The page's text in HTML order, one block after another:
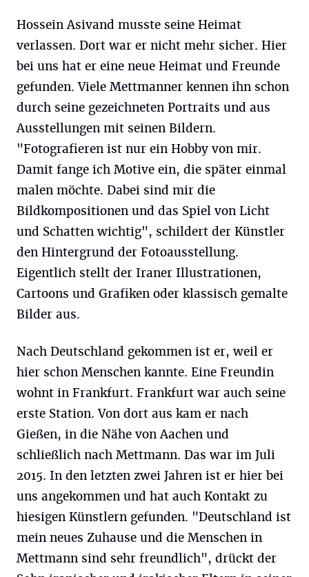
Hossein Asivand musste seine Heimat
verlassen. Dort war er nicht mehr sicher. Hier
bei uns hat er eine neue Heimat und Freunde
gefunden. Viele Mettmanner kennen ihn schon
durch seine gezeichneten Portraits und aus
Ausstellungen mit seinen Bildern.
"Fotografieren ist nur ein Hobby von mir.
Damit fange ich Motive ein, die später einmal
malen möchte. Dabei sind mir die
Bildkompositionen und das Spiel von Licht
und Schatten wichtig", schildert der Künstler
den Hintergrund der Fotoausstellung.
Eigentlich stellt der Iraner Illustrationen,
Cartoons und Grafiken oder klassisch gemalte
Bilder aus.
Nach Deutschland gekommen ist er, weil er
hier schon Menschen kannte. Eine Freundin
wohnt in Frankfurt. Frankfurt war auch seine
erste Station. Von dort aus kam er nach
Gießen, in die Nähe von Aachen und
schließlich nach Mettmann. Das war im Juli
2015. In den letzten zwei Jahren ist er hier bei
uns angekommen und hat auch Kontakt zu
hiesigen Künstlern gefunden. "Deutschland ist
mein neues Zuhause und die Menschen in
Mettmann sind sehr freundlich", drückt der